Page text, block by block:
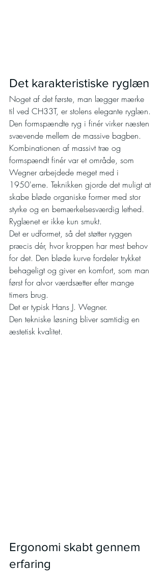
Det karakteristiske ryglæn
Noget af det første, man lægger mærke
til ved CH33T, er stolens elegante ryglæn.
Den formspændte ryg i finér virker næsten
svævende mellem de massive bagben.
Kombinationen af massivt træ og
formspændt finér var et område, som
Wegner arbejdede meget med i
1950'erne. Teknikken gjorde det muligt at
skabe bløde organiske former med stor
styrke og en bemærkelsesværdig lethed.
Ryglænet er ikke kun smukt.
Det er udformet, så det støtter ryggen
præcis dér, hvor kroppen har mest behov
for det. Den bløde kurve fordeler trykket
behageligt og giver en komfort, som man
først for alvor værdsætter efter mange
timers brug.
Det er typisk Hans J. Wegner.
Den tekniske løsning bliver samtidig en
æstetisk kvalitet.
Ergonomi skabt gennem
erfaring